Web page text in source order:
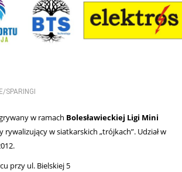
SPARINGI
w ramach Bolesławieckiej Ligi Mini
w siatkarskich „trójkach”. Udział w
przy ul. Bielskiej 5